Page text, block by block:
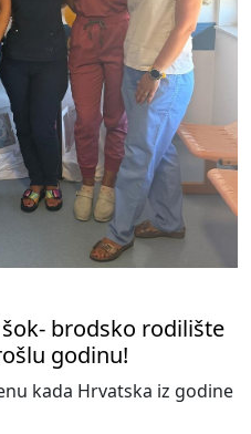
brodsko rodilište
godinu!
kada Hrvatska iz godine